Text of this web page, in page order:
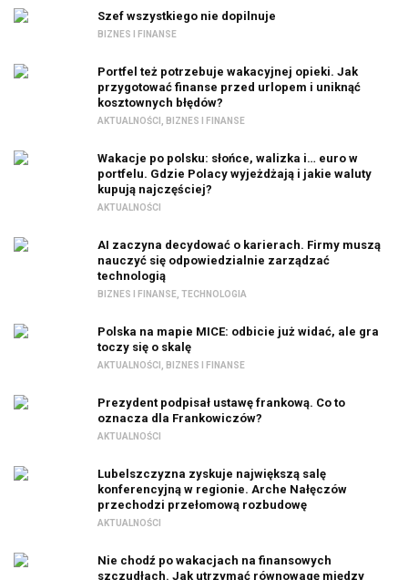
Szef wszystkiego nie dopilnuje
BIZNES I FINANSE
Portfel też potrzebuje wakacyjnej opieki. Jak
przygotować finanse przed urlopem i uniknąć
kosztownych błędów?
AKTUALNOŚCI BIZNES I FINANSE
Wakacje po polsku: słońce, walizka i… euro w
portfelu. Gdzie Polacy wyjeżdżają i jakie waluty
kupują najczęściej?
AKTUALNOŚCI
AI zaczyna decydować o karierach. Firmy muszą
nauczyć się odpowiedzialnie zarządzać
technologią
BIZNES I FINANSE TECHNOLOGIA
Polska na mapie MICE: odbicie już widać, ale gra
toczy się o skalę
AKTUALNOŚCI BIZNES I FINANSE
Prezydent podpisał ustawę frankową. Co to
oznacza dla Frankowiczów?
AKTUALNOŚCI
Lubelszczyzna zyskuje największą salę
konferencyjną w regionie. Arche Nałęczów
przechodzi przełomową rozbudowę
AKTUALNOŚCI
Nie chodź po wakacjach na finansowych
szczudłach. Jak utrzymać równowagę między